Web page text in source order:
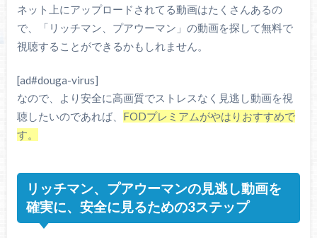
ネット上にアップロードされてる動画はたくさんあるの
で、「リッチマン、プアウーマン」の動画を探して無料で
視聴することができるかもしれません。
[ad#douga-virus]
なので、より安全に高画質でストレスなく見逃し動画を視
聴したいのであれば、 FODプレミアムがやはりおすすめで
す。
リッチマン、プアウーマンの見逃し動画を
確実に、安全に見るための3ステップ